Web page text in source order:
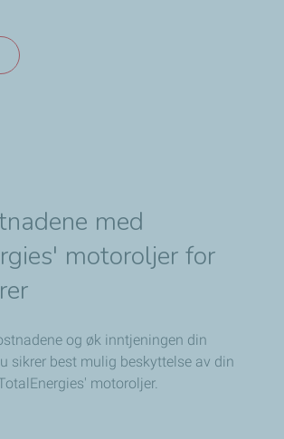
med
motoroljer for
og øk inntjeningen din
sikrer best mulig beskyttelse av din
motoroljer.